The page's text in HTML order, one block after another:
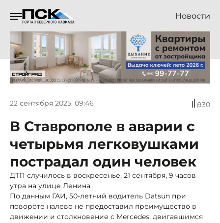
Новости
22 сентября 2025, 09:46 930
В Ставрополе в аварии с
четырьмя легковушками
пострадал один человек
ДТП случилось в воскресенье, 21 сентября, 9 часов
утра на улице Ленина.
По данным ГАИ, 50-летний водитель Datsun при
повороте налево не предоставил преимущество в
движении и столкновение с Mercedes, двигавшимся